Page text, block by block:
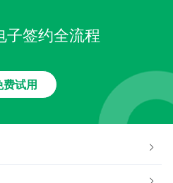
子签约全流程
费试用